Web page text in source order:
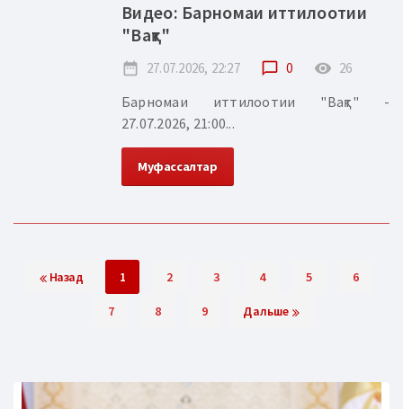
Видео: Барномаи иттилоотии
"Вақт"
date_range 27.07.2026, 22:27 chat_bubble_outline 0 remove_red_eye 26
Барномаи иттилоотии "Вақт" -
27.07.2026, 21:00...
Муфассалтар
Назад 1 2 3 4 5 6
7 8 9 Дальше